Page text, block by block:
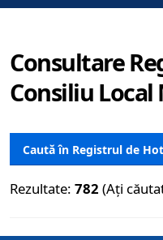
Consultare
Consiliu
Caută în Registrul de
Rezultate: 782 (Ați